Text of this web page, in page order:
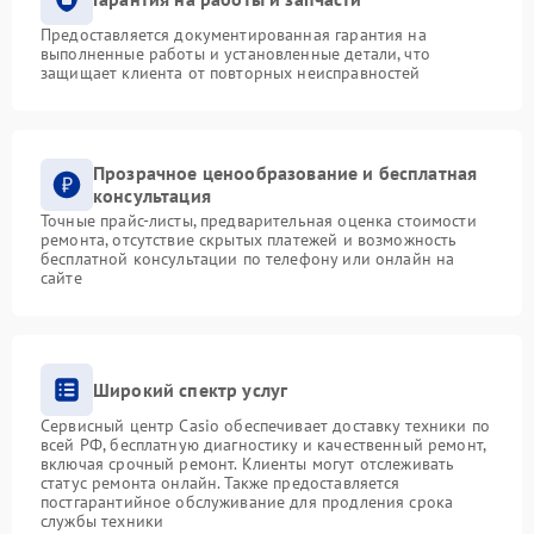
Предоставляется документированная гарантия на
выполненные работы и установленные детали, что
защищает клиента от повторных неисправностей
Прозрачное ценообразование и бесплатная
консультация
Точные прайс-листы, предварительная оценка стоимости
ремонта, отсутствие скрытых платежей и возможность
бесплатной консультации по телефону или онлайн на
сайте
Широкий спектр услуг
Сервисный центр Casio обеспечивает доставку техники по
всей РФ, бесплатную диагностику и качественный ремонт,
включая срочный ремонт. Клиенты могут отслеживать
статус ремонта онлайн. Также предоставляется
постгарантийное обслуживание для продления срока
службы техники